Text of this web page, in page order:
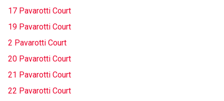
17 Pavarotti Court
19 Pavarotti Court
2 Pavarotti Court
20 Pavarotti Court
21 Pavarotti Court
22 Pavarotti Court